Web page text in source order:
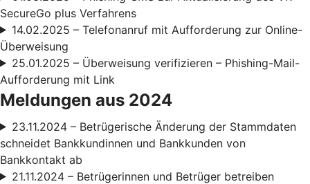
SecureGo plus Verfahrens
14.02.2025 – Telefonanruf mit Aufforderung zur Online-
Überweisung
25.01.2025 – Überweisung verifizieren – Phishing-Mail-
Aufforderung mit Link
Meldungen aus 2024
23.11.2024 – Betrügerische Änderung der Stammdaten
schneidet Bankkundinnen und Bankkunden von
Bankkontakt ab
21.11.2024 – Betrügerinnen und Betrüger betreiben